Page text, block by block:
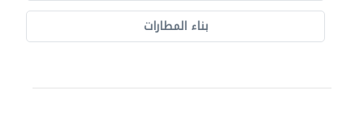
بناء المطارات